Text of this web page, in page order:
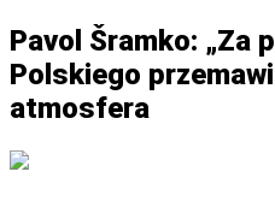
Pavol Šramko: „Za
Polskiego
atmosfera